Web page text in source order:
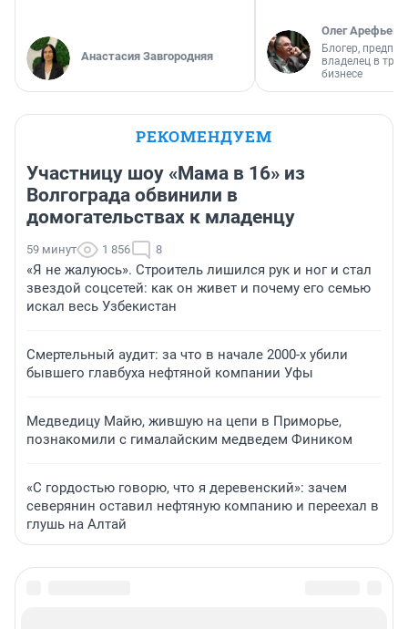
Анастасия Завгородняя
Олег Арефьев
Блогер,
владелец в
бизнесе
РЕКОМЕНДУЕМ
Участницу шоу «Мама в 16» из
Волгограда обвинили в
домогательствах к младенцу
59 минут 1 856 8
«Я не жалуюсь». Строитель лишился рук и ног и стал
звездой соцсетей: как он живет и почему его семью
искал весь Узбекистан
Смертельный аудит: за что в начале 2000-х убили
бывшего главбуха нефтяной компании Уфы
Медведицу Майю, жившую на цепи в Приморье,
познакомили с гималайским медведем Фиником
«С гордостью говорю, что я деревенский»: зачем
северянин оставил нефтяную компанию и переехал в
глушь на Алтай